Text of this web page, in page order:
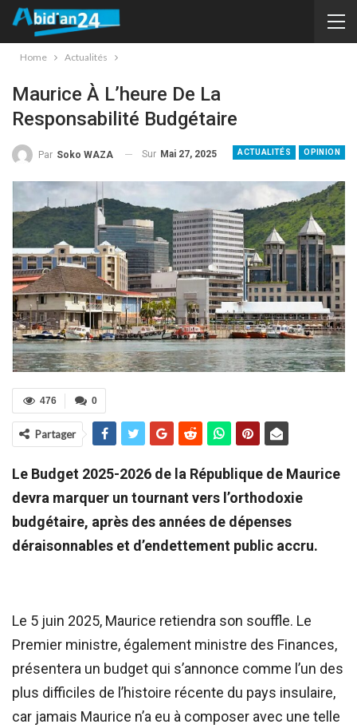
Home Actualités
Maurice À L’heure De La
Responsabilité Budgétaire
ACTUALITÉS OPINION
Par Soko WAZA Sur Mai 27, 2025
0
476
Partager
Le Budget 2025-2026 de la République de Maurice
devra marquer un tournant vers l’orthodoxie
budgétaire, après des années de dépenses
déraisonnables et d’endettement public accru.
Le 5 juin 2025, Maurice retiendra son souffle. Le
Premier ministre, également ministre des Finances,
présentera un budget qui s’annonce comme l’un des
plus difficiles de l’histoire récente du pays insulaire,
car jamais Maurice n’a eu à composer avec une telle